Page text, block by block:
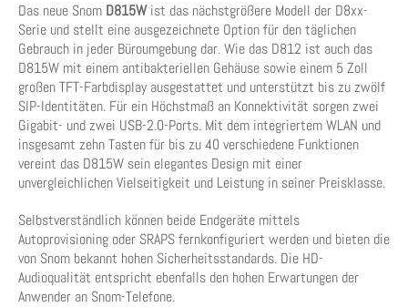
Das neue Snom D815Wist das nächstgrößere Modell der D8xx-
Serie und stellt eine ausgezeichnete Option für den täglichen
Gebrauch in jeder Büroumgebung dar. Wie das D812 ist auch das
D815W mit einem antibakteriellen Gehäuse sowie einem 5 Zoll
großen TFT-Farbdisplay ausgestattet und unterstützt bis zu zwölf
SIP-Identitäten. Für ein Höchstmaß an Konnektivität sorgen zwei
Gigabit- und zwei USB-2.0-Ports. Mit dem integriertem WLAN und
insgesamt zehn Tasten für bis zu 40 verschiedene Funktionen
vereint das D815W sein elegantes Design mit einer
unvergleichlichen Vielseitigkeit und Leistung in seiner Preisklasse.
Selbstverständlich können beide Endgeräte mittels
Autoprovisioning oder SRAPS fernkonfiguriert werden und bieten die
von Snom bekannt hohen Sicherheitsstandards. Die HD-
Audioqualität entspricht ebenfalls den hohen Erwartungen der
Anwender an Snom-Telefone.